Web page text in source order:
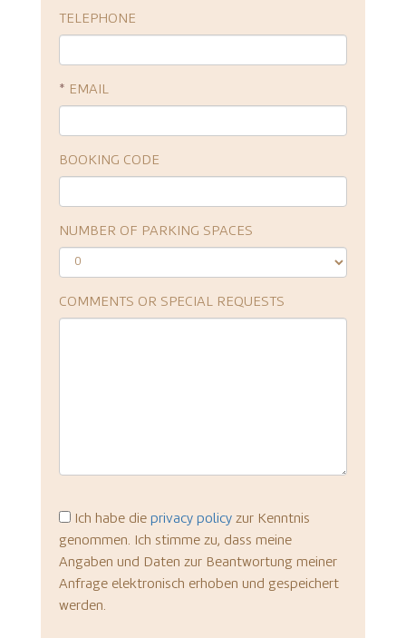
TELEPHONE
* EMAIL
BOOKING CODE
NUMBER OF PARKING SPACES
COMMENTS OR SPECIAL REQUESTS
Ich habe die privacy policy zur Kenntnis
genommen. Ich stimme zu, dass meine
Angaben und Daten zur Beantwortung meiner
Anfrage elektronisch erhoben und gespeichert
werden.